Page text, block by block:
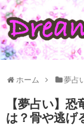
ホーム 夢占
【夢占い】
は？骨や逃げ